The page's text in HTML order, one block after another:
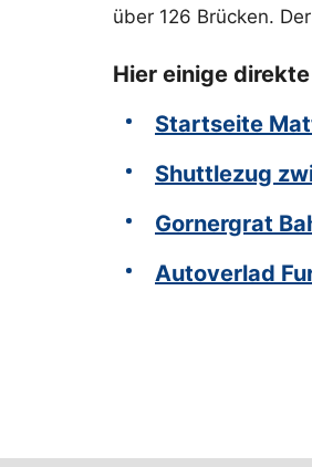
über 126 Brücken.
Hier einige
Startseite
Shuttlezug
Gornergrat
Autoverlad